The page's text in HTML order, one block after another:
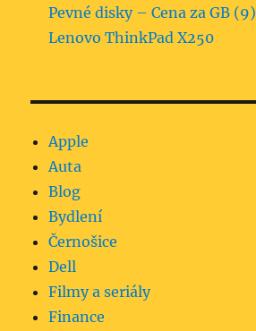
Pevné disky – Cena za GB (9)
Lenovo ThinkPad X250
Apple
Auta
Blog
Bydlení
Černošice
Dell
Filmy a seriály
Finance